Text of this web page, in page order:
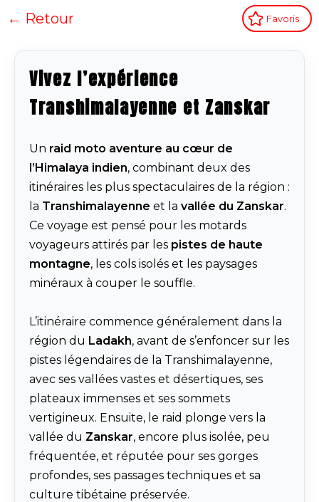
← Retour Favoris
Vivez l’expérience
Transhimalayenne et Zanskar
Un raid moto aventure au cœur de
l’Himalaya indien, combinant deux des
itinéraires les plus spectaculaires de la région :
la Transhimalayenne et la vallée du Zanskar.
Ce voyage est pensé pour les motards
voyageurs attirés par les pistes de haute
montagne, les cols isolés et les paysages
minéraux à couper le souffle.
L’itinéraire commence généralement dans la
région du Ladakh, avant de s’enfoncer sur les
pistes légendaires de la Transhimalayenne,
avec ses vallées vastes et désertiques, ses
plateaux immenses et ses sommets
vertigineux. Ensuite, le raid plonge vers la
vallée du Zanskar, encore plus isolée, peu
fréquentée, et réputée pour ses gorges
profondes, ses passages techniques et sa
culture tibétaine préservée.